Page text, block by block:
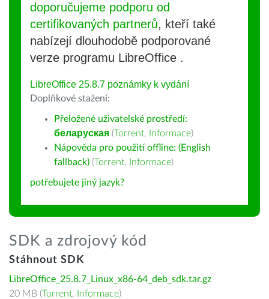
doporučujeme podporu od
certifikovaných partnerů, kteří také
nabízejí dlouhodobě podporované
verze programu LibreOffice .
LibreOffice 25.8.7 poznámky k vydání
Doplňkové stažení:
Přeložené uživatelské prostředí:
беларуская (Torrent, Informace)
Nápověda pro použití offline: (English
fallback) (Torrent, Informace)
potřebujete jiný jazyk?
SDK a zdrojový kód
Stáhnout SDK
LibreOffice_25.8.7_Linux_x86-64_deb_sdk.tar.gz
20 MB (Torrent, Informace)